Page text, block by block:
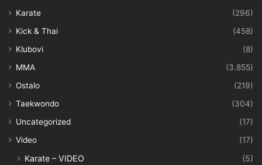
Karate
(296)
Kick & Thai
(458)
Klubovi
(8)
MMA
(3.855)
Ostalo
(219)
Taekwondo
(304)
Uncategorized
(17)
Video
(17)
Karate – VIDEO
(5)